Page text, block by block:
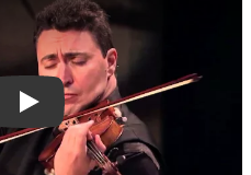
5RzhWuRdcHc